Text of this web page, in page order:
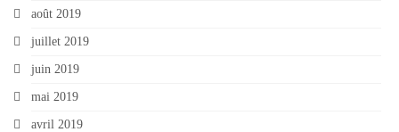
août 2019
juillet 2019
juin 2019
mai 2019
avril 2019